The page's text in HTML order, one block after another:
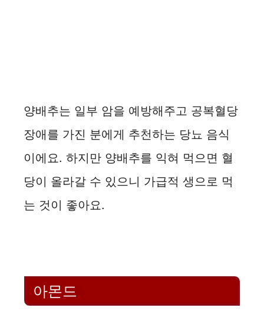
양배추는 일부 암을 예방해주고 공복혈당
장애를 가진 분에게 추천하는 당뇨 음식
이에요. 하지만 양배추를 익혀 먹으면 혈
당이 올라갈 수 있으니 가급적 생으로 먹
는 것이 좋아요.
아몬드